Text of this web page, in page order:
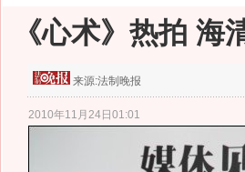
《心术》热拍 海
来源:法制晚报
2010年11月24日01:01